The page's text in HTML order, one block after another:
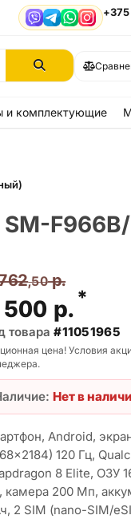
ViberTelegram
WhatsApp
и комплектующие
,50р.
р. *
товара #11051965
цена! Условия
Нет в
Android,
120 Гц,
8 Elite, ОЗУ
камера 200 Мп,
2 SIM (nano-SIM/